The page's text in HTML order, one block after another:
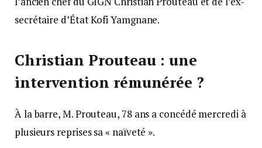
secrétaire d’État Kofi Yamgnane.
Christian Prouteau : une
intervention rémunérée ?
À la barre, M. Prouteau, 78 ans a concédé mercredi à
plusieurs reprises sa « naïveté ».